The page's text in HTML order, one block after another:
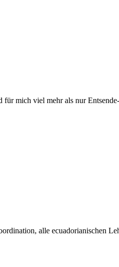
mich viel mehr als nur
alle ecuadorianischen